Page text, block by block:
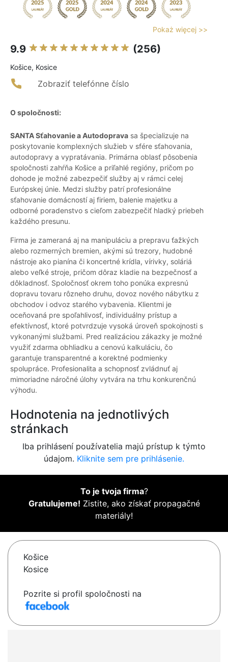
Pokaż więcej >>
9.9 (256)
Košice, Kosice
Zobraziť telefónne číslo
O spoločnosti:
SANTA Sťahovanie a Autodoprava sa špecializuje na
poskytovanie komplexných služieb v sfére sťahovania,
autodopravy a vypratávania. Primárna oblasť pôsobenia
spoločnosti zahŕňa Košice a priľahlé regióny, pričom po
dohode je možné zabezpečiť služby aj v rámci celej
Európskej únie. Medzi služby patrí profesionálne
sťahovanie domácností aj firiem, balenie majetku a
odborné poradenstvo s cieľom zabezpečiť hladký priebeh
každého presunu.
Firma je zameraná aj na manipuláciu a prepravu ťažkých
alebo rozmerných bremien, akými sú trezory, hudobné
nástroje ako pianína či koncertné krídla, vírivky, soláriá
alebo veľké stroje, pričom dôraz kladie na bezpečnosť a
dôkladnosť. Spoločnosť okrem toho ponúka expresnú
dopravu tovaru rôzneho druhu, dovoz nového nábytku z
obchodov i odvoz starého vybavenia. Klientmi je
oceňovaná pre spoľahlivosť, individuálny prístup a
efektívnosť, ktoré potvrdzuje vysoká úroveň spokojnosti s
vykonanými službami. Pred realizáciou zákazky je možné
využiť zdarma obhliadku a cenovú kalkuláciu, čo
garantuje transparentné a korektné podmienky
spolupráce. Profesionalita a schopnosť zvládnuť aj
mimoriadne náročné úlohy vytvára na trhu konkurenčnú
výhodu.
Hodnotenia na jednotlivých
stránkach
Iba prihlásení používatelia majú prístup k týmto
údajom. Kliknite sem pre prihlásenie.
To je tvoja firma?
Gratulujeme! Zistite, ako získať propagačné
materiály!
Košice
Kosice
Pozrite si profil spoločnosti na